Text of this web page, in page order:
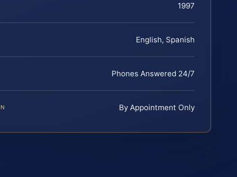
1997
English, Spanish
Phones Answered 24/7
By Appointment Only